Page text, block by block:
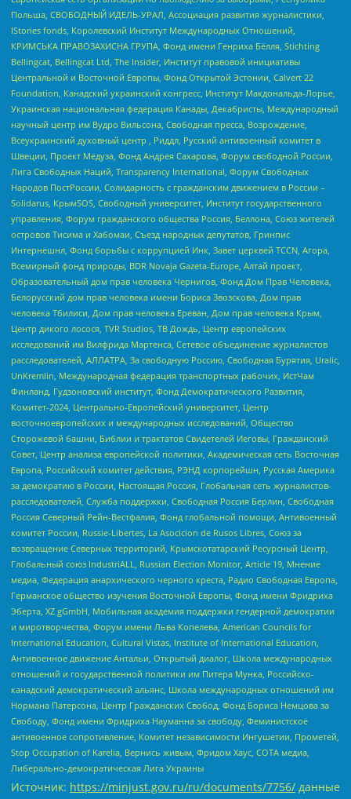
Польша, СВОБОДНЫЙ ИДЕЛЬ-УРАЛ, Ассоциация развития журналистики,
IStories fonds, Королевский Институт Международных Отношений,
КРИМСЬКА ПРАВОЗАХИСНА ГРУПА, Фонд имени Генриха Бёлля, Stichting
Bellingcat, Bellingcat Ltd, The Insider, Институт правовой инициативы
Центральной и Восточной Европы, Фонд Открытой Эстонии, Calvert 22
Foundation, Канадский украинский конгресс, Институт Макдональда-Лорье,
Украинская национальная федерация Канады, Декабристы, Международный
научный центр им Вудро Вильсона, Свободная пресса, Возрождение,
Всеукраинский духовный центр , Риддл, Русский антивоенный комитет в
Швеции, Проект Медуза, Фонд Андрея Сахарова, Форум свободной России,
Лига Свободных Наций, Transparеncy International, Форум Свободных
Народов ПостРоссии, Солидарность с гражданским движением в России –
Solidarus, КрымSOS, Свободный университет, Институт государственного
управления, Форум гражданского общества Россия, Беллона, Союз жителей
островов Тисима и Хабомаи, Съезд народных депутатов, Гринпис
Интернешнл, Фонд борьбы с коррупцией Инк, Завет церквей TCCN, Агора,
Всемирный фонд природы, BDR Novaja Gazeta-Europe, Алтай проект,
Образовательный дом прав человека Чернигов, Фонд Дом Прав Человека,
Белорусский дом прав человека имени Бориса Звозскова, Дом прав
человека Тбилиси, Дом прав человека Ереван, Дом прав человека Крым,
Центр дикого лосося, TVR Studios, ТВ Дождь, Центр европейских
исследований им Вилфрида Мартенса, Сетевое объединение журналистов
расследователей, АЛЛАТРА, За свободную Россию, Свободная Бурятия, Uralic,
UnKremlin, Международная федерация транспортных рабочих, ИстЧам
Финланд, Гудзоновский институт, Фонд Демократического Развития,
Комитет-2024, Центрально-Европейский университет, Центр
восточноевропейских и международных исследований, Общество
Сторожевой башни, Библии и трактатов Свидетелей Иеговы, Гражданский
Совет, Центр анализа европейской политики, Академическая сеть Восточная
Европа, Российский комитет действия, РЭНД корпорейшн, Русская Америка
за демократию в России, Настоящая Россия, Глобальная сеть журналистов-
расследователей, Служба поддержки, Свободная Россия Берлин, Свободная
Россия Северный Рейн-Вестфалия, Фонд глобальной помощи, Антивоенный
комитет России, Russie-Libertes, La Asocicion de Rusos Libres, Союз за
возвращение Северных территорий, Крымскотатарский Ресурсный Центр,
Глобальный союз IndustriALL, Russian Election Monitor, Article 19, Мнение
медиа, Федерация анархического черного креста, Радио Свободная Европа,
Германское общество изучения Восточной Европы, Фонд имени Фридриха
Эберта, XZ gGmbH, Мобильная академия поддержки гендерной демократии
и миротворчества, Форум имени Льва Копелева, American Councils for
International Education, Cultural Vistas, Institute of International Education,
Антивоенное движение Антальи, Открытый диалог, Школа международных
отношений и государственной политики им Питера Мунка, Российско-
канадский демократический альянс, Школа международных отношений им
Нормана Патерсона, Центр Гражданских Свобод, Фонд Бориса Немцова за
Свободу, Фонд имени Фридриха Науманна за свободу, Феминистское
антивоенное сопротивление, Комитет независимости Ингушетии, Прометей,
Stop Occupation of Karelia, Вернись живым, Фридом Хаус, СОТА медиа,
Либерально-демократическая Лига Украины
Источник: https://minjust.gov.ru/ru/documents/7756/ данные